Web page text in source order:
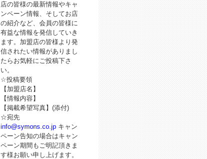
店の皆様の最新情報やキャ
ンペーン情報、そしてお店
の紹介など、会員の皆様に
有益な情報を発信していき
ます。加盟店の皆様より発
信されたい情報がありまし
たらお気軽にご投稿下さ
い。
☆投稿要領
【加盟店名】
【情報内容】
【掲載希望写真】(添付)
☆宛先
info@symons.co.jpキャン
ペーン告知の場合はキャン
ペーン期間もご明記頂きま
す様お願い申し上げます。